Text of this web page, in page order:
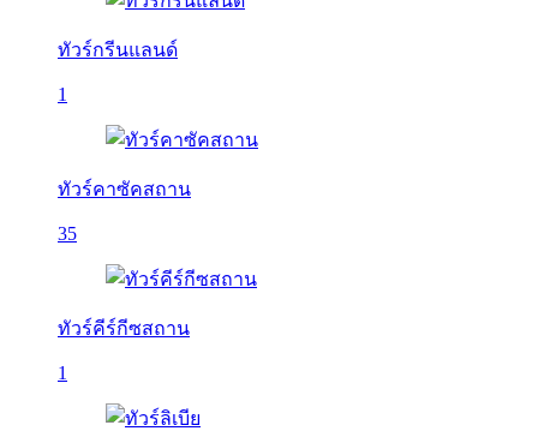
ทัวร์กรีนแลนด์
1
ทัวร์คาซัคสถาน
35
ทัวร์คีร์กีซสถาน
1